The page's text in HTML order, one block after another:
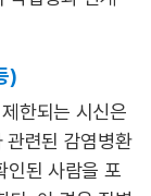
)
한되는 시신은
관련된 감염병환
인된 사람을 포